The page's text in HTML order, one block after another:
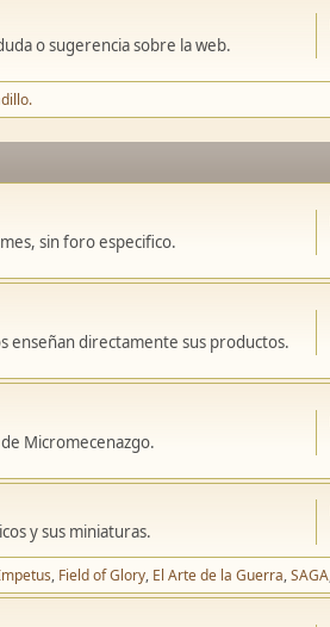
o sugerencia sobre la web.
sin foro especifico.
enseñan directamente sus productos.
Micromecenazgo.
y sus miniaturas.
Field of Glory El Arte de la Guerra SAGA